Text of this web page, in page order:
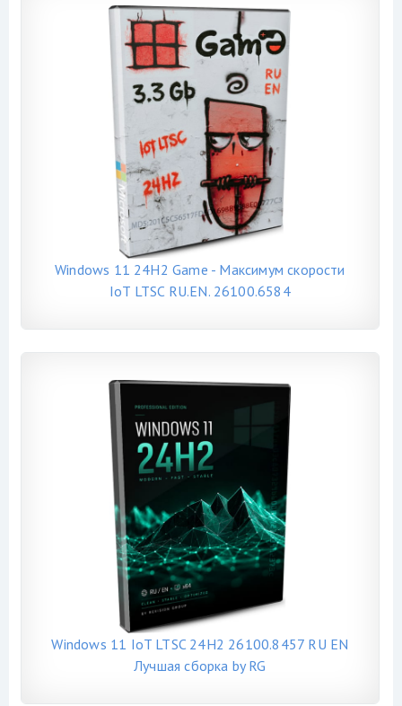
Windows 11 24H2 Game - Максимум скорости
IoT LTSC RU.EN. 26100.6584
Windows 11 IoT LTSC 24H2 26100.8457 RU EN
Лучшая сборка by RG